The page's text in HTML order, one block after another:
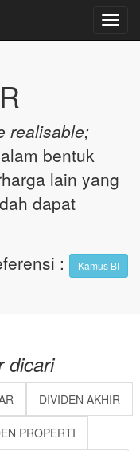
realisable;
bentuk
lain yang
dapat
: Kamus BI
dicari
DIVIDEN AKHIR
PROPERTI